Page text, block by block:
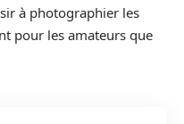
à photographier les
pour les amateurs que